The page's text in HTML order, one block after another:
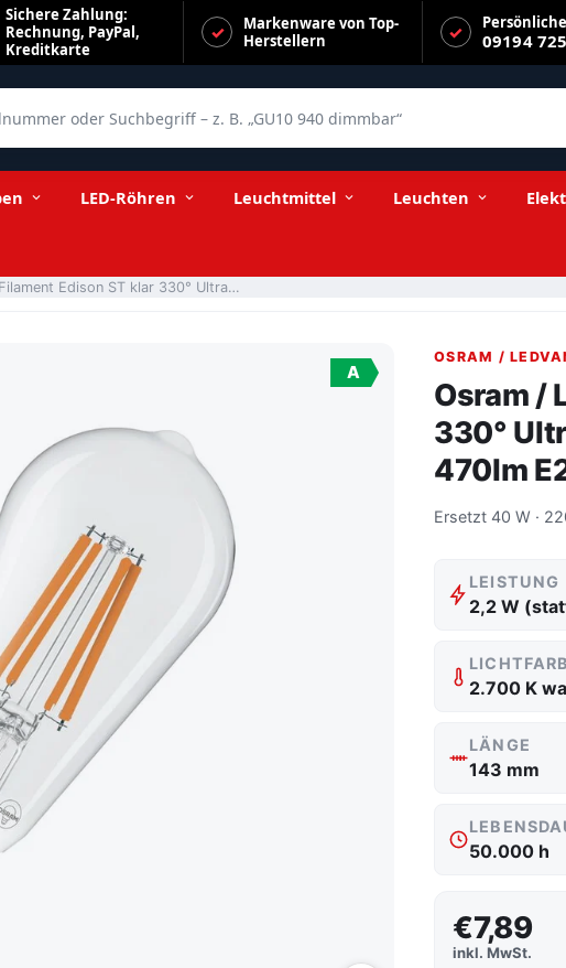
Sichere Zahlung:
Rechnung, PayPal,
Kreditkarte
Markenware von Top-
Herstellern
09194
LED-Röhren Leuchtmittel Leuchten
Osram / Ledvance LED Filament Edison ST klar 330° UltraEfficient 2,2-40W/827 warmweiß 470lm E27 220-240V
OSRAM /
Osram /
330°
470lm
Ersetzt 40 W ·
A
LEISTUNG
2,2 W
2.700 K
LÄNGE
143 mm
50.000 h
€7,89
inkl. MwSt.
ST klar 330° UltraEfficient 2,2-40W/827 warmweiß 470lm E27 220-240V